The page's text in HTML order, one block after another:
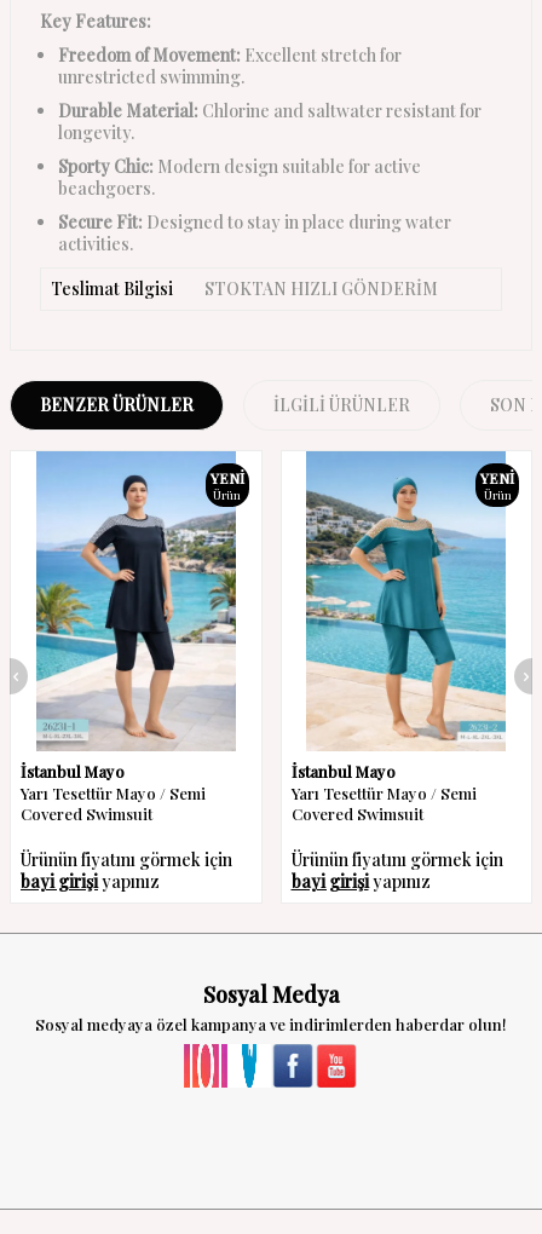
Key Features:
Freedom of Movement: Excellent stretch for
unrestricted swimming.
Durable Material: Chlorine and saltwater resistant for
longevity.
Sporty Chic: Modern design suitable for active
beachgoers.
Secure Fit: Designed to stay in place during water
activities.
Teslimat Bilgisi
STOKTAN HIZLI GÖNDERİM
BENZER ÜRÜNLER İLGILI ÜRÜNLER SON
YENI
Ürün
İstanbul Mayo
Yarı Tesettür Mayo / Semi
Covered Swimsuit
Ürünün fiyatını görmek için
bayi girişiyapınız
YENI
Ürün
İstanbul Mayo
Yarı Tesettür Mayo / Semi
Covered Swimsuit
Ürünün fiyatını görmek için
bayi girişiyapınız
Sosyal Medya
Sosyal medyaya özel kampanya ve indirimlerden haberdar olun!